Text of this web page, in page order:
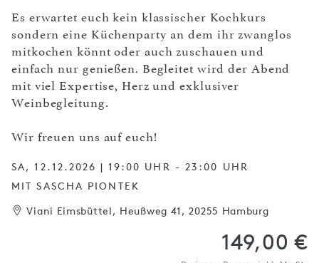
Es erwartet euch kein klassischer Kochkurs
sondern eine Küchenparty an dem ihr zwanglos
mitkochen könnt oder auch zuschauen und
einfach nur genießen. Begleitet wird der Abend
mit viel Expertise, Herz und exklusiver
Weinbegleitung.
Wir freuen uns auf euch!
SA, 12.12.2026 | 19:00 UHR - 23:00 UHR
MIT SASCHA PIONTEK
Viani Eimsbüttel, Heußweg 41, 20255 Hamburg
149,00 €